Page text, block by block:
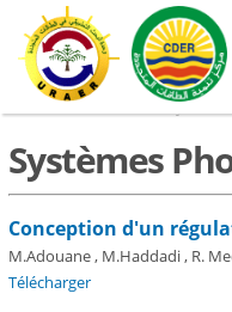
Accueil»SIENR-2010 »Système
Systèmes
Conception d'un
M.Adouane , M.Haddadi , R.
Télécharger